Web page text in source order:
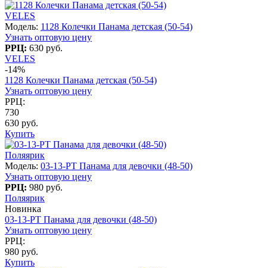
VELES
Модель: 1128 Колечки Панама детская (50-54)
Узнать оптовую цену
РРЦ: 630 руб.
VELES
-14%
1128 Колечки Панама детская (50-54)
Узнать оптовую цену
РРЦ:
730
630 руб.
Купить
Поляярик
Модель: 03-13-PT Панама для девочки (48-50)
Узнать оптовую цену
РРЦ: 980 руб.
Поляярик
Новинка
03-13-PT Панама для девочки (48-50)
Узнать оптовую цену
РРЦ:
980 руб.
Купить